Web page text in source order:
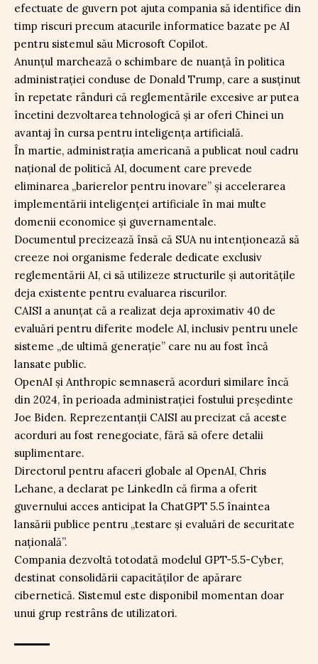
efectuate de guvern pot ajuta compania să identifice din
timp riscuri precum atacurile informatice bazate pe AI
pentru sistemul său Microsoft Copilot.
Anunțul marchează o schimbare de nuanță în politica
administrației conduse de Donald Trump, care a susținut
în repetate rânduri că reglementările excesive ar putea
încetini dezvoltarea tehnologică și ar oferi Chinei un
avantaj în cursa pentru inteligența artificială.
În martie, administrația americană a publicat noul cadru
național de politică AI, document care prevede
eliminarea „barierelor pentru inovare” și accelerarea
implementării inteligenței artificiale în mai multe
domenii economice și guvernamentale.
Documentul precizează însă că SUA nu intenționează să
creeze noi organisme federale dedicate exclusiv
reglementării AI, ci să utilizeze structurile și autoritățile
deja existente pentru evaluarea riscurilor.
CAISI a anunțat că a realizat deja aproximativ 40 de
evaluări pentru diferite modele AI, inclusiv pentru unele
sisteme „de ultimă generație” care nu au fost încă
lansate public.
OpenAI și Anthropic semnaseră acorduri similare încă
din 2024, în perioada administrației fostului președinte
Joe Biden. Reprezentanții CAISI au precizat că aceste
acorduri au fost renegociate, fără să ofere detalii
suplimentare.
Directorul pentru afaceri globale al OpenAI, Chris
Lehane, a declarat pe LinkedIn că firma a oferit
guvernului acces anticipat la ChatGPT 5.5 înaintea
lansării publice pentru „testare și evaluări de securitate
națională”.
Compania dezvoltă totodată modelul GPT-5.5-Cyber,
destinat consolidării capacităților de apărare
cibernetică. Sistemul este disponibil momentan doar
unui grup restrâns de utilizatori.